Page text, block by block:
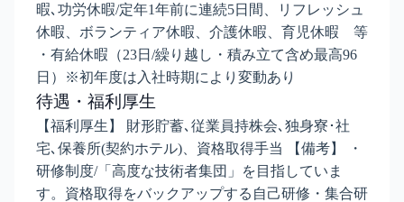
暇､功労休暇/定年1年前に連続5日間、リフレッシュ
休暇、ボランティア休暇、介護休暇、育児休暇 等
・有給休暇（23日/繰り越し・積み立て含め最高96
日）※初年度は入社時期により変動あり
待遇・福利厚生
【福利厚生】 財形貯蓄､従業員持株会､独身寮･社
宅､保養所(契約ホテル)、資格取得手当 【備考】 ・
研修制度/「高度な技術者集団」を目指していま
す。資格取得をバックアップする自己研修・集合研